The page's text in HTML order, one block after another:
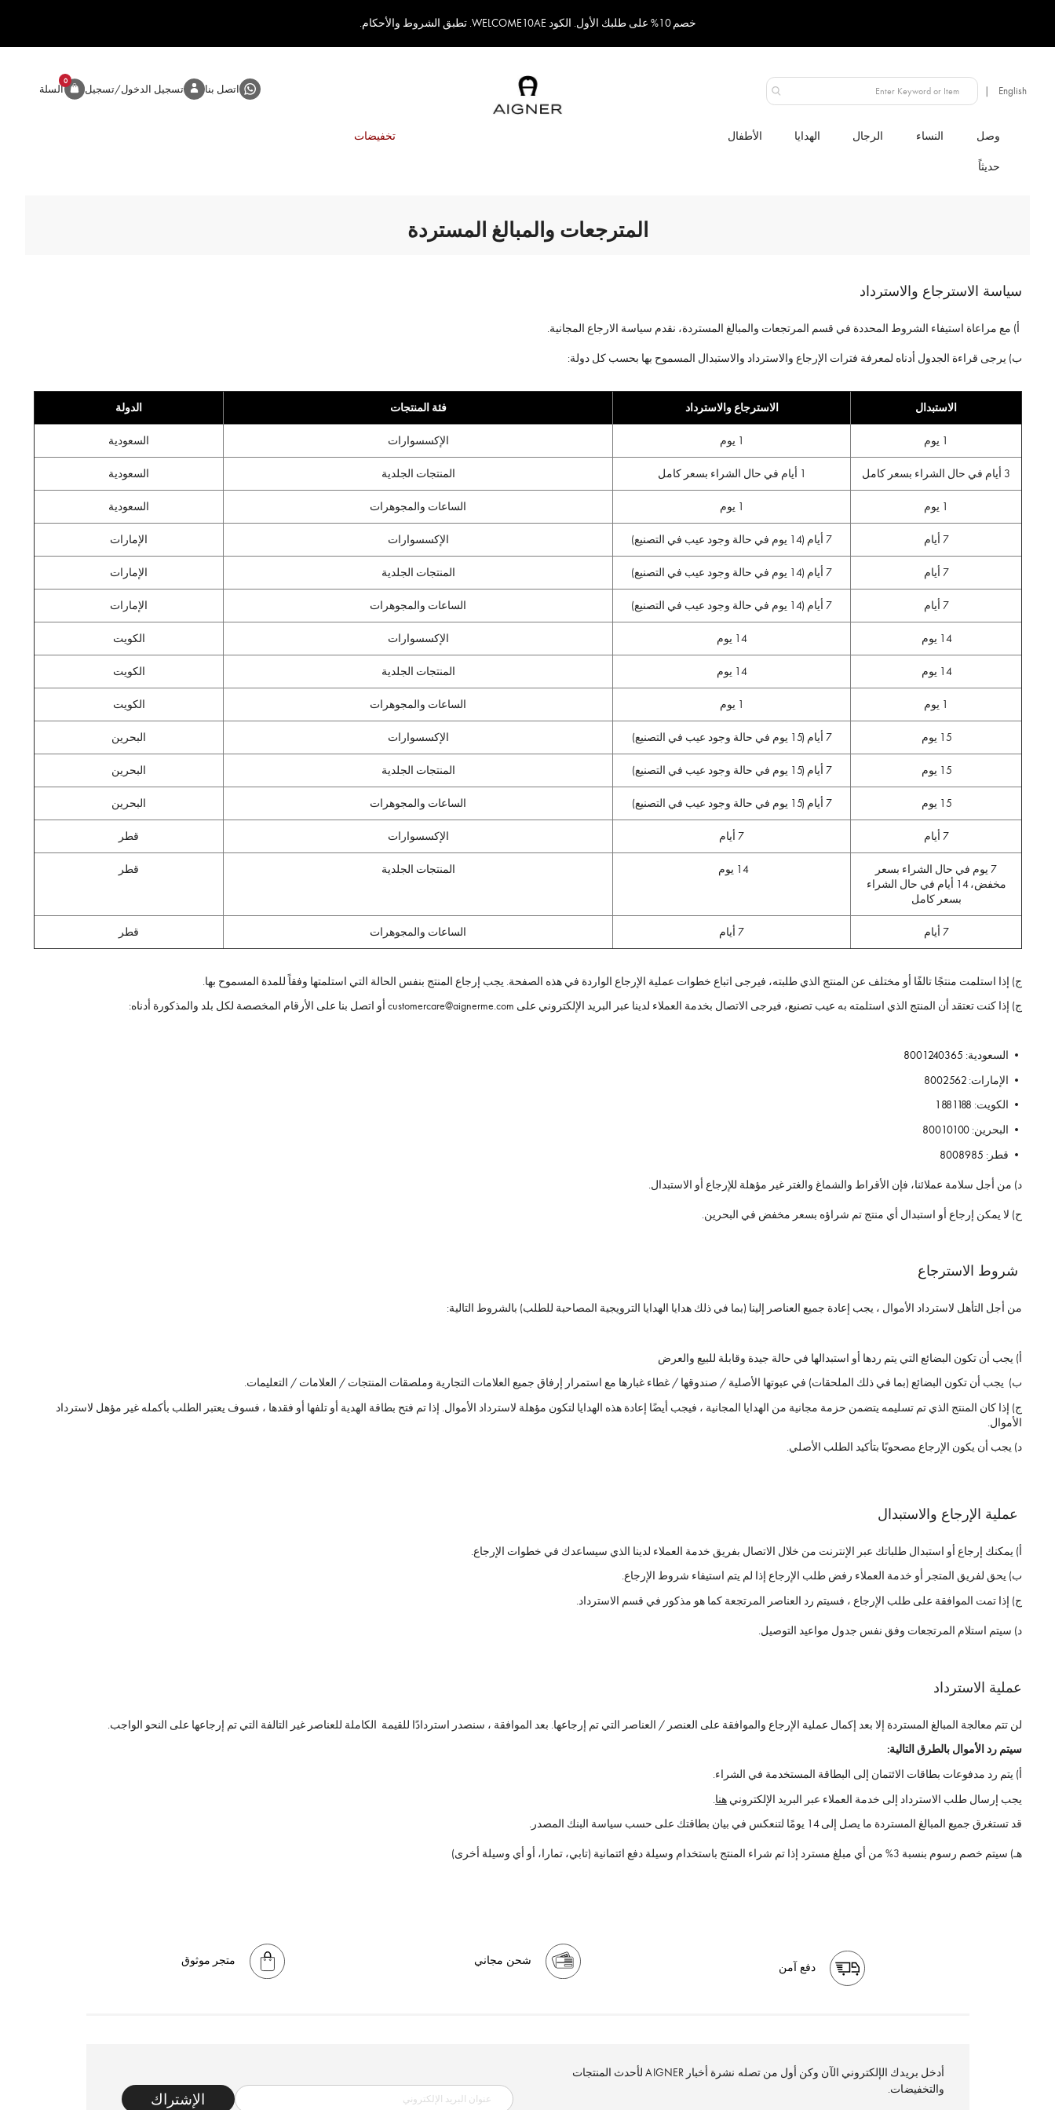
خصم 10% على طلبك الأول. الكود WELCOME10AE. تطبق الشروط والأحكام.
الإمارات العربية المتحدة اتصل بنا تسجيل الدخول/تسجيل السلة
0
المنتج
المترجعات والمبالغ المستردة
سياسة الاسترجاع والاسترداد
أ) مع مراعاة استيفاء الشروط المحددة في قسم المرتجعات والمبالغ المستردة، نقدم سياسة الارجاع المجانية.
ب) يرجى قراءة الجدول أدناه لمعرفة فترات الإرجاع والاسترداد والاستبدال المسموح بها بحسب كل دولة:
الاستبدال الاسترجاع والاسترداد فئة المنتجات الدولة
1 يوم 1 يوم الإكسسوارات السعودية
3 أيام في حال الشراء بسعر كامل 1 أيام في حال الشراء بسعر كامل المنتجات الجلدية السعودية
1 يوم 1 يوم الساعات والمجوهرات السعودية
7 أيام 7 أيام (14 يوم في حالة وجود عيب في التصنيع) الإكسسوارات الإمارات
7 أيام 7 أيام (14 يوم في حالة وجود عيب في التصنيع) المنتجات الجلدية الإمارات
7 أيام 7 أيام (14 يوم في حالة وجود عيب في التصنيع) الساعات والمجوهرات الإمارات
14 يوم 14 يوم الإكسسوارات الكويت
14 يوم 14 يوم المنتجات الجلدية الكويت
1 يوم 1 يوم الساعات والمجوهرات الكويت
15 يوم 7 أيام (15 يوم في حالة وجود عيب في التصنيع) الإكسسوارات البحرين
15 يوم 7 أيام (15 يوم في حالة وجود عيب في التصنيع) المنتجات الجلدية البحرين
15 يوم 7 أيام (15 يوم في حالة وجود عيب في التصنيع) الساعات والمجوهرات البحرين
7 أيام 7 أيام الإكسسوارات قطر
7 يوم في حال الشراء بسعر
مخفض، 14 أيام في حال الشراء
بسعر كامل
14 يوم المنتجات الجلدية قطر
7 أيام 7 أيام الساعات والمجوهرات قطر
ج) إذا استلمت منتجًا تالفًا أو مختلف عن المنتج الذي طلبته، فيرجى اتباع خطوات عملية الإرجاع الواردة في هذه الصفحة. يجب إرجاع المنتج بنفس الحالة التي استلمتها وفقاً للمدة المسموح بها.
ج) إذا كنت تعتقد أن المنتج الذي استلمته به عيب تصنيع، فيرجى الاتصال بخدمة العملاء لدينا عبر البريد الإلكتروني على customercare@aignerme.com أو اتصل بنا على الأرقام المخصصة لكل بلد والمذكورة أدناه:
• السعودية: 8001240365
• الإمارات: 8002562
• الكويت: 1881188
• البحرين: 80010100
• قطر: 8008985
د) من أجل سلامة عملائنا، فإن الأقراط والشماغ والغتر غير مؤهلة للإرجاع أو الاستبدال.
ح) لا يمكن إرجاع أو استبدال أي منتج تم شراؤه بسعر مخفض في البحرين.
شروط الاسترجاع
من أجل التأهل لاسترداد الأموال ، يجب إعادة جميع العناصر إلينا (بما في ذلك هدايا الهدايا الترويجية المصاحبة للطلب) بالشروط التالية:
أ) يجب أن تكون البضائع التي يتم ردها أو استبدالها في حالة جيدة وقابلة للبيع والعرض
ب) يجب أن تكون البضائع (بما في ذلك الملحقات) في عبوتها الأصلية / صندوقها / غطاء غبارها مع استمرار إرفاق جميع العلامات التجارية وملصقات المنتجات / العلامات / التعليمات.
ج) إذا كان المنتج الذي تم تسليمه يتضمن حزمة مجانية من الهدايا المجانية ، فيجب أيضًا إعادة هذه الهدايا لتكون مؤهلة لاسترداد الأموال. إذا تم فتح بطاقة الهدية أو تلفها أو فقدها ، فسوف يعتبر الطلب بأكمله غير مؤهل لاسترداد
الأموال.
د) يجب أن يكون الإرجاع مصحوبًا بتأكيد الطلب الأصلي.
عملية الإرجاع والاستبدال
أ) يمكنك إرجاع أو استبدال طلباتك عبر الإنترنت من خلال الاتصال بفريق خدمة العملاء لدينا الذي سيساعدك في خطوات الإرجاع.
ب) يحق لفريق المتجر أو خدمة العملاء رفض طلب الإرجاع إذا لم يتم استيفاء شروط الإرجاع.
ج) إذا تمت الموافقة على طلب الإرجاع ، فسيتم رد العناصر المرتجعة كما هو مذكور في قسم الاسترداد.
د) سيتم استلام المرتجعات وفق نفس جدول مواعيد التوصيل.
عملية الاسترداد
لن تتم معالجة المبالغ المستردة إلا بعد إكمال عملية الإرجاع والموافقة على العنصر / العناصر التي تم إرجاعها. بعد الموافقة ، سنصدر استردادًا للقيمة الكاملة للعناصر غير التالفة التي تم إرجاعها على النحو الواجب.
سيتم رد الأموال بالطرق التالية:
أ) يتم رد مدفوعات بطاقات الائتمان إلى البطاقة المستخدمة في الشراء.
يجب إرسال طلب الاسترداد إلى خدمة العملاء عبر البريد الإلكتروني هنا.
قد تستغرق جميع المبالغ المستردة ما يصل إلى 14 يومًا لتنعكس في بيان بطاقتك على حسب سياسة البنك المصدر.
هـ) سيتم خصم رسوم بنسبة 3% من أي مبلغ مسترد إذا تم شراء المنتج باستخدام وسيلة دفع ائتمانية (تابي، تمارا، أو أي وسيلة أخرى)